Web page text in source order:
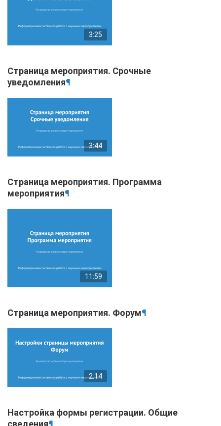
3:25
Страница мероприятия. Срочные
уведомления¶
3:44
Страница мероприятия. Программа
мероприятия¶
11:59
Страница мероприятия. Форум¶
2:14
Настройка формы регистрации. Общие
сведения¶